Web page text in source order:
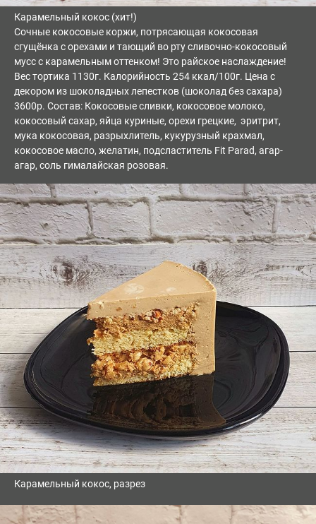
Карамельный кокос (хит!)
Сочные кокосовые коржи, потрясающая кокосовая
сгущёнка с орехами и тающий во рту сливочно-кокосовый
мусс с карамельным оттенком! Это райское наслаждение!
Вес тортика 1130г. Калорийность 254 ккал/100г. Цена с
декором из шоколадных лепестков (шоколад без сахара)
3600р. Состав: Кокосовые сливки, кокосовое молоко,
кокосовый сахар, яйца куриные, орехи грецкие, эритрит,
мука кокосовая, разрыхлитель, кукурузный крахмал,
кокосовое масло, желатин, подсластитель Fit Parad, агар-
агар, соль гималайская розовая.
Карамельный кокос, разрез